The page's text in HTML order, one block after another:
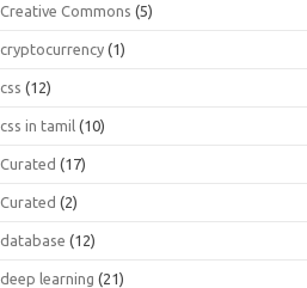
Creative Commons (5)
cryptocurrency (1)
css (12)
css in tamil (10)
Curated (17)
Curated (2)
database (12)
deep learning (21)